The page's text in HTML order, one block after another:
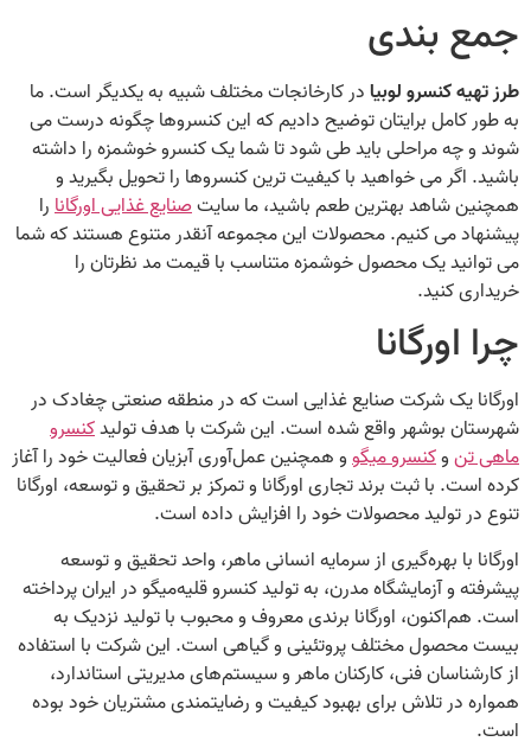
جمع‌ بندی
طرز تهیه کنسرو لوبیادر کارخانجات مختلف شبیه به یکدیگر است. ما
به طور کامل برایتان توضیح دادیم که این کنسروها چگونه درست می‌
شوند و چه مراحلی باید طی شود تا شما یک کنسرو خوشمزه را داشته
باشید. اگر می‌ خواهید با کیفیت‌ ترین کنسروها را تحویل بگیرید و
همچنین شاهد بهترین طعم باشید، ما سایتصنایع غذایی اورگانارا
پیشنهاد می‌ کنیم. محصولات این مجموعه آنقدر متنوع هستند که شما
می‌ توانید یک محصول خوشمزه متناسب با قیمت مد نظرتان را
خریداری کنید.
چرا اورگانا
اورگانا یک شرکت صنایع غذایی است که در منطقه صنعتی چغادک در
شهرستان بوشهر واقع شده است. این شرکت با هدف تولیدکنسرو
ماهی تنوکنسرو میگوو همچنین عمل‌آوری آبزیان فعالیت خود را آغاز
کرده است. با ثبت برند تجاری اورگانا و تمرکز بر تحقیق و توسعه، اورگانا
تنوع در تولید محصولات خود را افزایش داده است.
اورگانا با بهره‌گیری از سرمایه انسانی ماهر، واحد تحقیق و توسعه
پیشرفته و آزمایشگاه مدرن، به تولید کنسرو قلیه‌میگو در ایران پرداخته
است. هم‌اکنون، اورگانا برندی معروف و محبوب با تولید نزدیک به
بیست محصول مختلف پروتئینی و گیاهی است. این شرکت با استفاده
از کارشناسان فنی، کارکنان ماهر و سیستم‌های مدیریتی استاندارد،
همواره در تلاش برای بهبود کیفیت و رضایتمندی مشتریان خود بوده
است.